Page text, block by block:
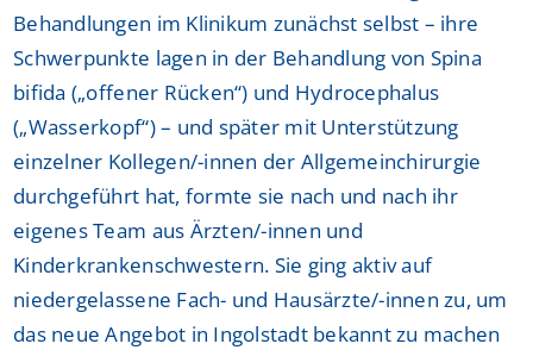
Behandlungen im Klinikum zunächst selbst – ihre
Schwerpunkte lagen in der Behandlung von Spina
bifida („offener Rücken“) und Hydrocephalus
(„Wasserkopf“) – und später mit Unterstützung
einzelner Kollegen/-innen der Allgemeinchirurgie
durchgeführt hat, formte sie nach und nach ihr
eigenes Team aus Ärzten/-innen und
Kinderkrankenschwestern. Sie ging aktiv auf
niedergelassene Fach- und Hausärzte/-innen zu, um
das neue Angebot in Ingolstadt bekannt zu machen